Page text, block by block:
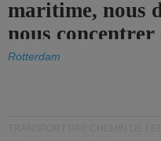
maritime, nous
nous concentrer
les ports.
Rotterdam